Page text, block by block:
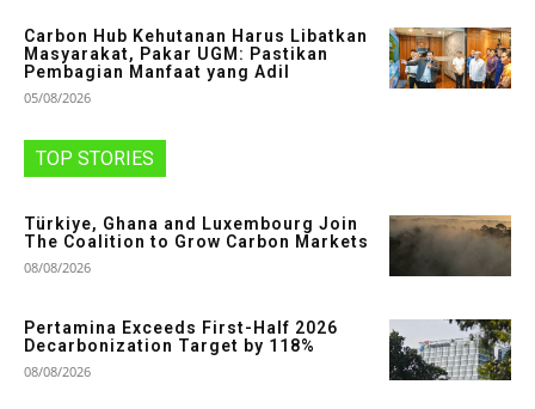
Carbon Hub Kehutanan Harus Libatkan
Masyarakat, Pakar UGM: Pastikan
Pembagian Manfaat yang Adil
05/08/2026
TOP STORIES
Türkiye, Ghana and Luxembourg Join
The Coalition to Grow Carbon Markets
08/08/2026
Pertamina Exceeds First-Half 2026
Decarbonization Target by 118%
08/08/2026